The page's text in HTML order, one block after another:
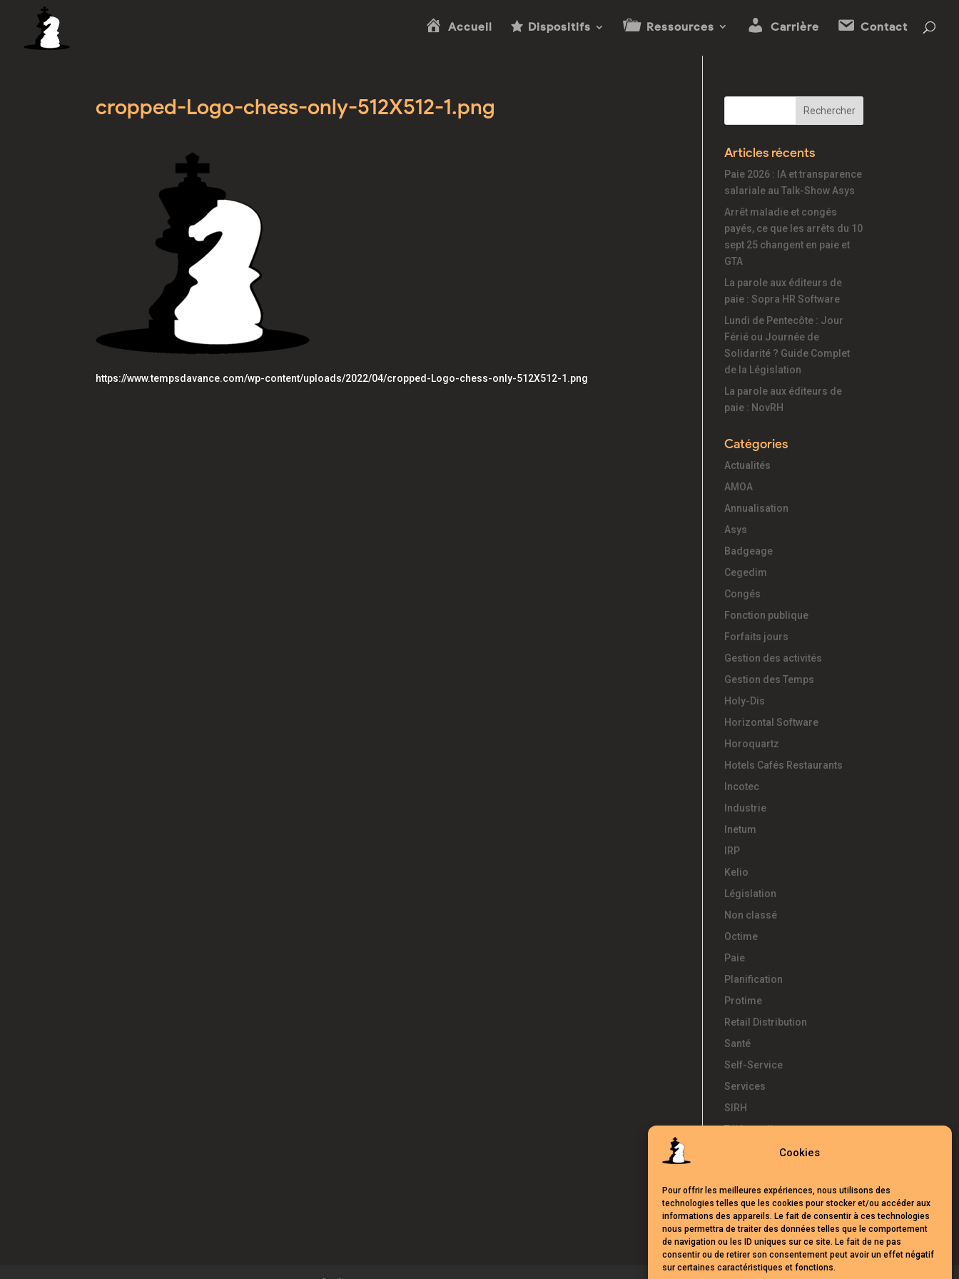
Cookies
Pour offrir les meilleures expériences, nous utilisons des
technologies telles que les cookies pour stocker et/ou accéder aux
informations des appareils. Le fait de consentir à ces technologies
nous permettra de traiter des données telles que le comportement
de navigation ou les ID uniques sur ce site. Le fait de ne pas
consentir ou de retirer son consentement peut avoir un effet négatif
sur certaines caractéristiques et fonctions.
Accueil Dispositifs Ressources Carrière Contact
cropped-Logo-chess-only-512X512-1.png
https://www.tempsdavance.com/wp-content/uploads/2022/04/cropped-Logo-chess-only-512X512-1.png
Articles récents
Paie 2026 : IA et transparence
salariale au Talk-Show Asys
Arrêt maladie et congés
payés, ce que les arrêts du 10
sept 25 changent en paie et
GTA
La parole aux éditeurs de
paie : Sopra HR Software
Lundi de Pentecôte : Jour
Férié ou Journée de
Solidarité ? Guide Complet
de la Législation
La parole aux éditeurs de
paie : NovRH
Catégories
Actualités
AMOA
Annualisation
Asys
Badgeage
Cegedim
Congés
Fonction publique
Forfaits jours
Gestion des activités
Gestion des Temps
Holy-Dis
Horizontal Software
Horoquartz
Hotels Cafés Restaurants
Incotec
Industrie
Inetum
IRP
Kelio
Législation
Non classé
Octime
Paie
Planification
Protime
Retail Distribution
Santé
Self-Service
Services
SIRH
Télétravail
Témoignages
UKG
Webinars